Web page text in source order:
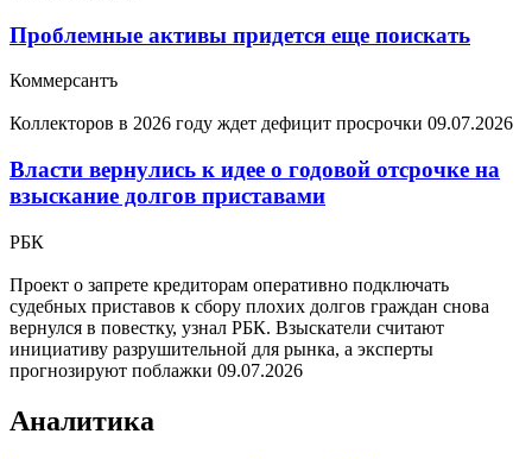
Проблемные активы придется еще поискать
Коммерсантъ
Коллекторов в 2026 году ждет дефицит просрочки 09.07.2026
Власти вернулись к идее о годовой отсрочке на
взыскание долгов приставами
РБК
Проект о запрете кредиторам оперативно подключать
судебных приставов к сбору плохих долгов граждан снова
вернулся в повестку, узнал РБК. Взыскатели считают
инициативу разрушительной для рынка, а эксперты
прогнозируют поблажки 09.07.2026
Аналитика